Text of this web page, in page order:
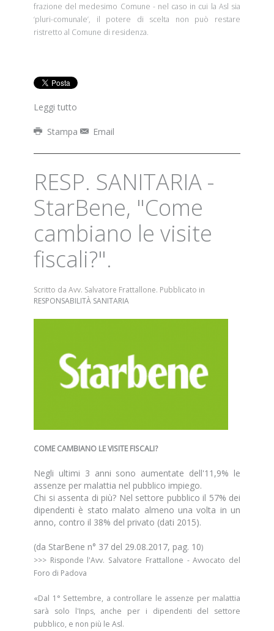
frazione del medesimo Comune - nel caso in cui la Asl sia
‘pluri-comunale’, il potere di scelta non può restare
ristretto al Comune di residenza.
Leggi tutto
Stampa Email
RESP. SANITARIA -
StarBene, "Come
cambiano le visite
fiscali?".
Scritto da Avv. Salvatore Frattallone. Pubblicato in
RESPONSABILITÀ SANITARIA
COME CAMBIANO LE VISITE FISCALI?
Negli ultimi 3 anni sono aumentate dell'11,9% le
assenze per malattia nel pubblico impiego.
Chi si assenta di più? Nel settore pubblico il 57% dei
dipendenti è stato malato almeno una volta in un
anno, contro il 38% del privato (dati 2015).
(da StarBene n° 37 del 29.08.2017, pag. 10)
>>> Risponde l'Avv. Salvatore Frattallone - Avvocato del
Foro di Padova
«Dal 1° Settembre, a controllare le assenze per malattia
sarà solo l'Inps, anche per i dipendenti del settore
pubblico, e non più le Asl.